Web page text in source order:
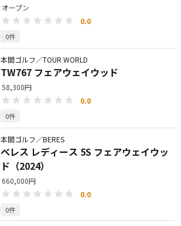
オープン
0.0
0件
本間ゴルフ／TOUR WORLD
TW767 フェアウェイウッド
58,300円
0.0
0件
本間ゴルフ／BERES
ベレス レディース 5S フェアウェイウッ
ド（2024）
660,000円
0.0
0件